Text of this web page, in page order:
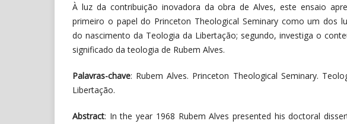
À luz da contribuição inovadora da obra de Alves, este ensaio
primeiro o papel do Princeton Theological Seminary como um dos
do nascimento da Teologia da Libertação; segundo, investiga o
significado da teologia de Rubem Alves.
Palavras-chave: Rubem Alves. Princeton Theological Seminary.
Libertação.
Abstract: In the year 1968 Rubem Alves presented his doctoral